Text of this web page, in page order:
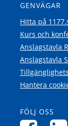
GENVÄGAR
Hitta på
Kurs och
Anslagstavla
Anslagstavla
Hantera
FÖLJ OSS